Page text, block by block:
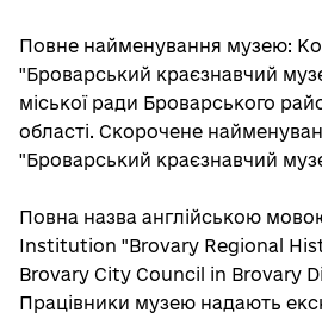
Повне найменування музею:
"Броварський краєзнавчий
міської ради Броварського
області. Скорочене
"Броварський краєзнавчий
Повна назва англійською
Institution "Brovary Regional
Brovary City Council in Brovary
Працівники музею надають